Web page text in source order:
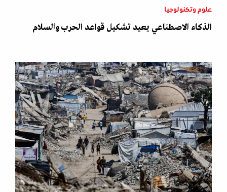
علوم وتكنولوجيا
الذكاء الاصطناعي يعيد تشكيل قواعد الحرب والسلام